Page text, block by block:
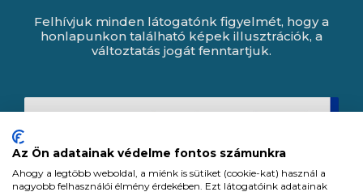
Felhívjuk minden látogatónk figyelmét, hogy a
honlapunkon található képek illusztrációk, a
változtatás jogát fenntartjuk.
Az Ön adatainak védelme fontos számunkra
Ahogy a legtöbb weboldal, a miénk is sütiket (cookie-kat) használ a
nagyobb felhasználói élmény érdekében. Ezt látogatóink adatainak